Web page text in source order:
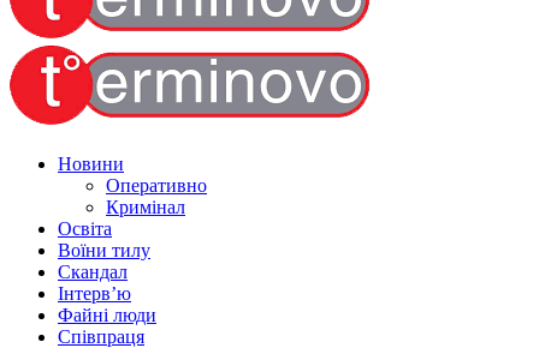
Новини
Оперативно
Кримінал
Освіта
Воїни тилу
Скандал
Інтерв’ю
Файні люди
Співпраця